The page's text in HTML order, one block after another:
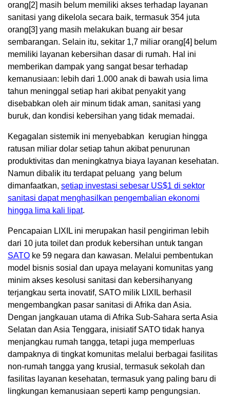
orang[2] masih belum memiliki akses terhadap layanan
sanitasi yang dikelola secara baik, termasuk 354 juta
orang[3] yang masih melakukan buang air besar
sembarangan. Selain itu, sekitar 1,7 miliar orang[4] belum
memiliki layanan kebersihan dasar di rumah. Hal ini
memberikan dampak yang sangat besar terhadap
kemanusiaan: lebih dari 1.000 anak di bawah usia lima
tahun meninggal setiap hari akibat penyakit yang
disebabkan oleh air minum tidak aman, sanitasi yang
buruk, dan kondisi kebersihan yang tidak memadai.
Kegagalan sistemik ini menyebabkan kerugian hingga
ratusan miliar dolar setiap tahun akibat penurunan
produktivitas dan meningkatnya biaya layanan kesehatan.
Namun dibalik itu terdapat peluang yang belum
dimanfaatkan, setiap investasi sebesar US$1 di sektor
sanitasi dapat menghasilkan pengembalian ekonomi
hingga lima kali lipat.
Pencapaian LIXIL ini merupakan hasil pengiriman lebih
dari 10 juta toilet dan produk kebersihan untuk tangan
SATO ke 59 negara dan kawasan. Melalui pembentukan
model bisnis sosial dan upaya melayani komunitas yang
minim akses kesolusi sanitasi dan kebersihanyang
terjangkau serta inovatif, SATO milik LIXIL berhasil
mengembangkan pasar sanitasi di Afrika dan Asia.
Dengan jangkauan utama di Afrika Sub-Sahara serta Asia
Selatan dan Asia Tenggara, inisiatif SATO tidak hanya
menjangkau rumah tangga, tetapi juga memperluas
dampaknya di tingkat komunitas melalui berbagai fasilitas
non-rumah tangga yang krusial, termasuk sekolah dan
fasilitas layanan kesehatan, termasuk yang paling baru di
lingkungan kemanusiaan seperti kamp pengungsian.